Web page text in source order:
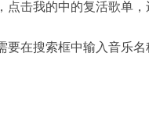
击我的中的复活歌单
在搜索框中输入音乐